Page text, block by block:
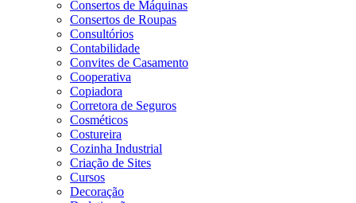
Consertos de Máquinas
Consertos de Roupas
Consultórios
Contabilidade
Convites de Casamento
Cooperativa
Copiadora
Corretora de Seguros
Cosméticos
Costureira
Cozinha Industrial
Criação de Sites
Cursos
Decoração